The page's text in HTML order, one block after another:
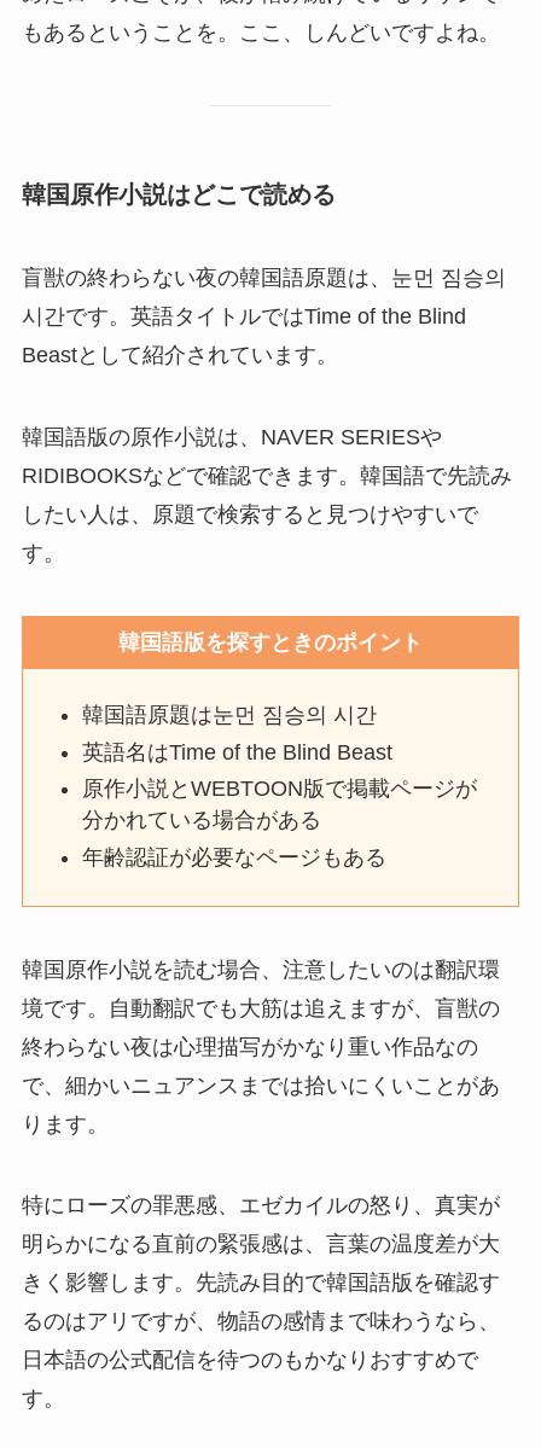
もあるということを。ここ、しんどいですよね。
韓国原作小説はどこで読める
盲獣の終わらない夜の韓国語原題は、눈먼 짐승의
시간です。英語タイトルではTime of the Blind
Beastとして紹介されています。
韓国語版の原作小説は、NAVER SERIESや
RIDIBOOKSなどで確認できます。韓国語で先読み
したい人は、原題で検索すると見つけやすいで
す。
韓国語版を探すときのポイント
韓国語原題は눈먼 짐승의 시간
英語名はTime of the Blind Beast
原作小説とWEBTOON版で掲載ページが
分かれている場合がある
年齢認証が必要なページもある
韓国原作小説を読む場合、注意したいのは翻訳環
境です。自動翻訳でも大筋は追えますが、盲獣の
終わらない夜は心理描写がかなり重い作品なの
で、細かいニュアンスまでは拾いにくいことがあ
ります。
特にローズの罪悪感、エゼカイルの怒り、真実が
明らかになる直前の緊張感は、言葉の温度差が大
きく影響します。先読み目的で韓国語版を確認す
るのはアリですが、物語の感情まで味わうなら、
日本語の公式配信を待つのもかなりおすすめで
す。